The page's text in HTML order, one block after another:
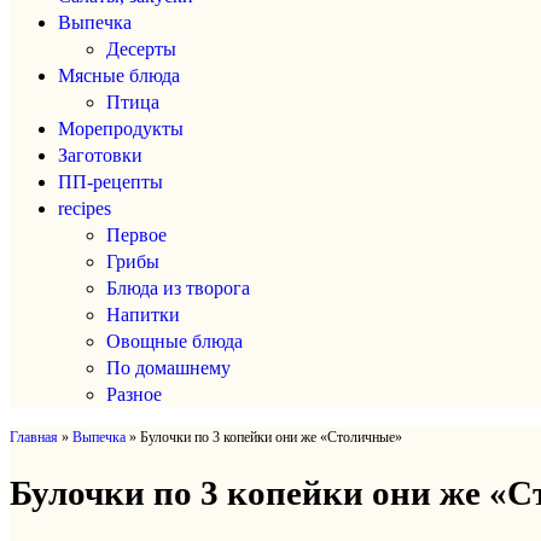
Выпечка
Десерты
Мясные блюда
Птица
Морепродукты
Заготовки
ПП-рецепты
recipes
Первое
Грибы
Блюда из творога
Напитки
Овощные блюда
По домашнему
Разное
Главная » Выпечка » Булочки по 3 копейки они же «Столичные»
Булочки по 3 копейки они же